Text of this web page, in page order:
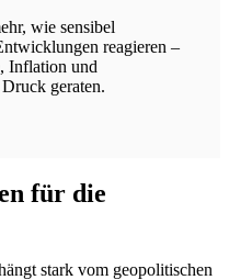
wie sensibel
reagieren –
Inflation und
geraten.
für die
stark vom geopolitischen